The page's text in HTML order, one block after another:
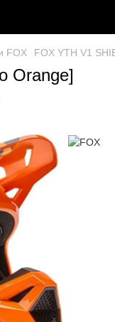
FOX FOX YTH V1
Orange]